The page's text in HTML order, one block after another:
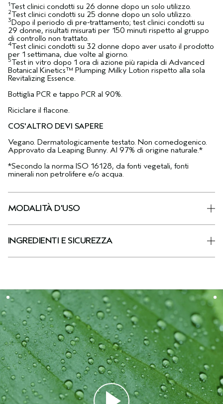
1Test clinici condotti su 26 donne dopo un solo utilizzo.
2Test clinici condotti su 25 donne dopo un solo utilizzo.
3Dopo il periodo di pre-trattamento; test clinici condotti su
29 donne, risultati misurati per 150 minuti rispetto al gruppo
di controllo non trattato.
4Test clinici condotti su 32 donne dopo aver usato il prodotto
per 1 settimana, due volte al giorno.
5Test in vitro dopo 1 ora di azione più rapida di Advanced
Botanical Kinetics™ Plumping Milky Lotion rispetto alla sola
Revitalizing Essence.
Bottiglia PCR e tappo PCR al 90%.
Riciclare il flacone.
COS'ALTRO DEVI SAPERE
Vegano. Dermatologicamente testato. Non comedogenico.
Approvato da Leaping Bunny. Al 97% di origine naturale.*
*Secondo la norma ISO 16128, da fonti vegetali, fonti
minerali non petrolifere e/o acqua.
MODALITÀ D'USO
INGREDIENTI E SICUREZZA